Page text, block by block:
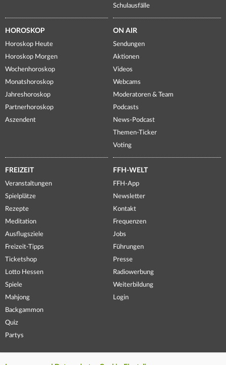
Schulausfälle
HOROSKOP
Horoskop Heute
Horoskop Morgen
Wochenhoroskop
Monatshoroskop
Jahreshoroskop
Partnerhoroskop
Aszendent
ON AIR
Sendungen
Aktionen
Videos
Webcams
Moderatoren & Team
Podcasts
News-Podcast
Themen-Ticker
Voting
FREIZEIT
Veranstaltungen
Spielplätze
Rezepte
Meditation
Ausflugsziele
Freizeit-Tipps
Ticketshop
Lotto Hessen
Spiele
Mahjong
Backgammon
Quiz
Partys
FFH-WELT
FFH-App
Newsletter
Kontakt
Frequenzen
Jobs
Führungen
Presse
Radiowerbung
Weiterbildung
Login